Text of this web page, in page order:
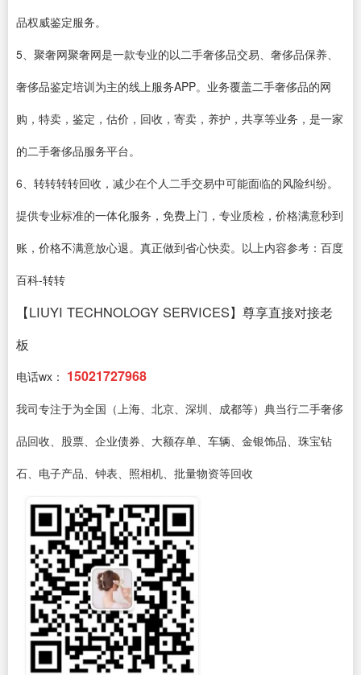
品权威鉴定服务。
5、聚奢网聚奢网是一款专业的以二手奢侈品交易、奢侈品保养、
奢侈品鉴定培训为主的线上服务APP。业务覆盖二手奢侈品的网
购，特卖，鉴定，估价，回收，寄卖，养护，共享等业务，是一家
的二手奢侈品服务平台。
6、转转转转回收，减少在个人二手交易中可能面临的风险纠纷。
提供专业标准的一体化服务，免费上门，专业质检，价格满意秒到
账，价格不满意放心退。真正做到省心快卖。以上内容参考：百度
百科-转转
【LIUYI TECHNOLOGY SERVICES】尊享直接对接老
板
电话wx： 15021727968
我司专注于为全国（上海、北京、深圳、成都等）典当行二手奢侈
品回收、股票、企业债券、大额存单、车辆、金银饰品、珠宝钻
石、电子产品、钟表、照相机、批量物资等回收